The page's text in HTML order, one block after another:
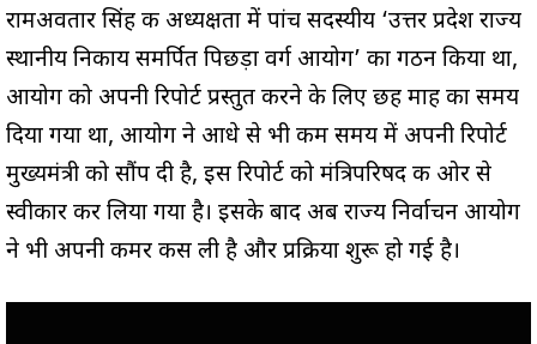
रामअवतार सिंह की अध्यक्षता में पांच सदस्यीय ‘उत्तर प्रदेश राज्य
स्थानीय निकाय समर्पित पिछड़ा वर्ग आयोग’ का गठन किया था,
आयोग को अपनी रिपोर्ट प्रस्तुत करने के लिए छह माह का समय
दिया गया था, आयोग ने आधे से भी कम समय में अपनी रिपोर्ट
मुख्यमंत्री को सौंप दी है, इस रिपोर्ट को मंत्रिपरिषद की ओर से
स्वीकार कर लिया गया है। इसके बाद अब राज्य निर्वाचन आयोग
ने भी अपनी कमर कस ली है और प्रक्रिया शुरू हो गई है।